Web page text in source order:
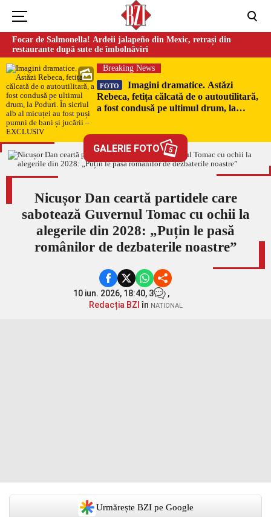
Focar de Salmonella! Ardeii jalapeño din Mexic, retrași din
restaurante după sute de îmbolnăviri
Breaking News
FOTO
Imagini dramatice. Astăzi
Rebeca, fetița călcată de o autoutilitară,
a fost condusă pe ultimul drum, la
EXCLUSIV
GALERIE FOTO 5
Nicușor Dan ceartă partidele care
sabotează Guvernul Tomac cu ochii la
alegerile din 2028: „Puțin le pasă
românilor de dezbaterile noastre”
10 iun. 2026, 18:40, 3
,
Redacția BZI în NATIONAL
Urmărește BZI pe Google